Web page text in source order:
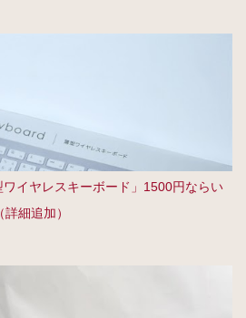
イヤレスキーボード」1500円ならい
細追加）